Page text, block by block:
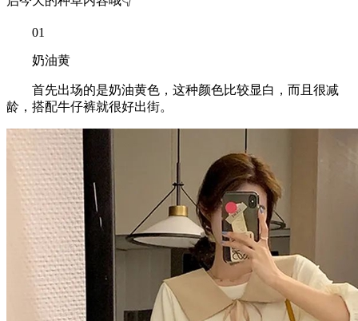
01
奶油黄
首先出场的是奶油黄色，这种颜色比较显白，而且很减
龄，搭配牛仔裤就很好出街。